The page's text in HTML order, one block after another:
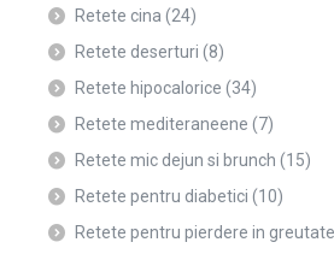
Retete cina (24)
Retete deserturi (8)
Retete hipocalorice (34)
Retete mediteraneene (7)
Retete mic dejun si brunch (15)
Retete pentru diabetici (10)
Retete pentru pierdere in greutate